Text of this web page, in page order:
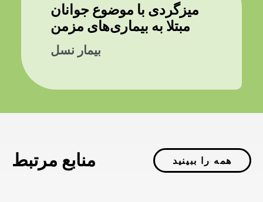
میزگردی با موضوع جوانان
مبتلا به بیماری‌های مزمن
بیمار نسل
منابع مرتبط همه را ببینید